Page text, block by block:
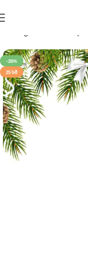
-26%
25 ᲡᲛ